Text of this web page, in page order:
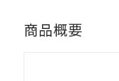
商品概要